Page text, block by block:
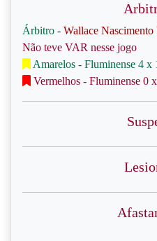
Árbitro - Wallace
Não teve VAR nesse jogo
Amarelos - Fluminense 4 x
Vermelhos - Fluminense 0